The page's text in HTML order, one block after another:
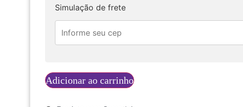
Simulação de frete
Adicionar ao carrinho